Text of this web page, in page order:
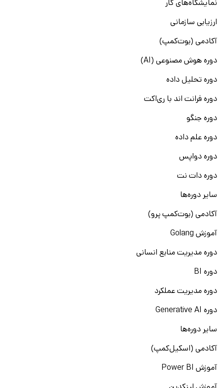
نمایشگاه‌های کار
ارزیابی سازمانی
آکادمی (بوت‌کمپ)
دوره هوش مصنوعی (AI)
دوره تحلیل داده
دوره فرانت اند با ری‌اکت
دوره جنگو
دوره علم داده
دوره دواپس
دوره دات نت
سایر دوره‌ها
آکادمی (بوت‌کمپ پرو)
آموزش Golang
دوره مدیریت منابع انسانی
دوره BI
دوره مدیریت عملکرد
دوره Generative AI
سایر دوره‌ها
آکادمی (اسکیل‌کمپ)
آموزش Power BI